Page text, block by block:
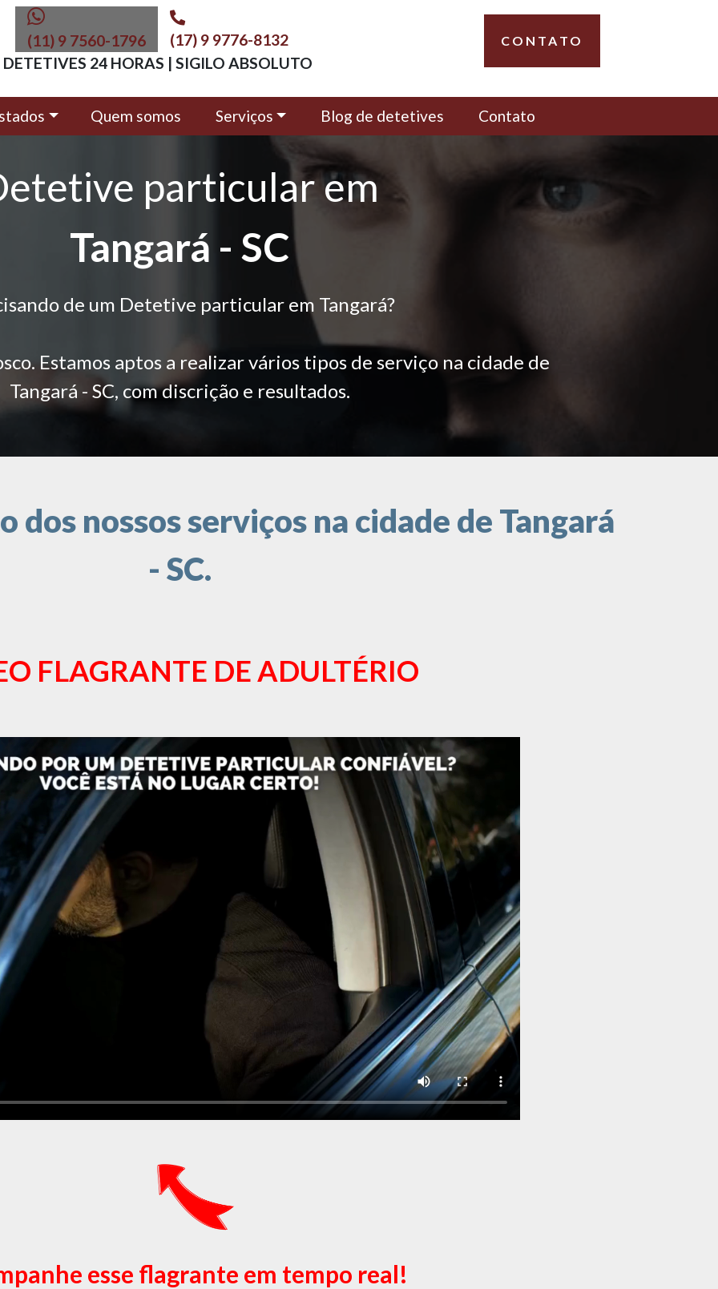
(11) 9 7560-1796
(17) 9 9776-8132
DETETIVES 24 HORAS | SIGILO ABSOLUTO
CONTATO
Quem somos Serviços Blog de detetives Contato
particular em
Tangará - SC
de um Detetive particular em Tangará?
Estamos aptos a realizar vários tipos de serviço na cidade de
Tangará - SC, com discrição e resultados.
dos nossos serviços na cidade de Tangará
- SC.
FLAGRANTE DE ADULTÉRIO
esse flagrante em tempo real!